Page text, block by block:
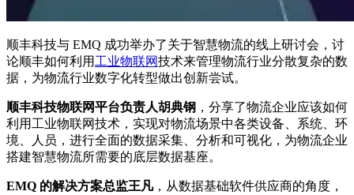
顺丰科技与 EMQ 成功举办了关于智慧物流的线上研讨会，讨
论顺丰如何利用工业物联网技术来管理物流行业分散复杂的数
据，为物流行业数字化转型做出创新尝试。
顺丰科技物联网平台负责人胡典钢 ，分享了物流企业应该如何
利用工业物联网技术，实现对物流场景中各类设备、系统、环
境、人员，进行全面的数据采集、分析和可视化，为物流企业
搭建智慧物流所需要的底层数据基座。
EMQ 的解决方案总监王凡，从数据基础软件供应商的角度，